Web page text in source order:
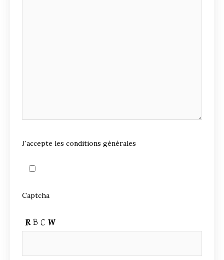
J'accepte les conditions générales
Captcha